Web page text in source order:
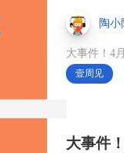
牌
牌
陶小
大事件！4
壹周见
大事件